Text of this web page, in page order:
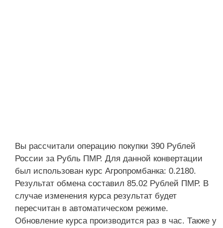
Вы рассчитали операцию покупки 390 Рублей
России за Рубль ПМР. Для данной конвертации
был использован курс Агропромбанка: 0.2180.
Результат обмена составил 85.02 Рублей ПМР. В
случае изменения курса результат будет
пересчитан в автоматическом режиме.
Обновление курса производится раз в час. Также у